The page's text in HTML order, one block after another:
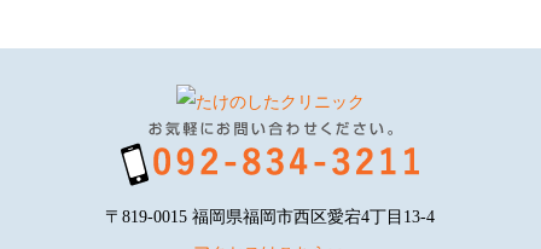
〒819-0015 福岡県福岡市西区愛宕4丁目13-4